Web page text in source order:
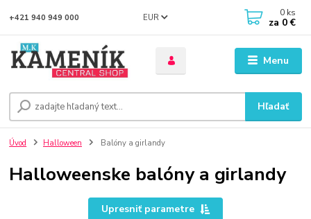
Menu
EUR
Hľadať
+421 940 949 000 0 ks
za 0 €
Úvod Halloween Balóny a girlandy
Halloweenske balóny a girlandy
Upresniť parametre